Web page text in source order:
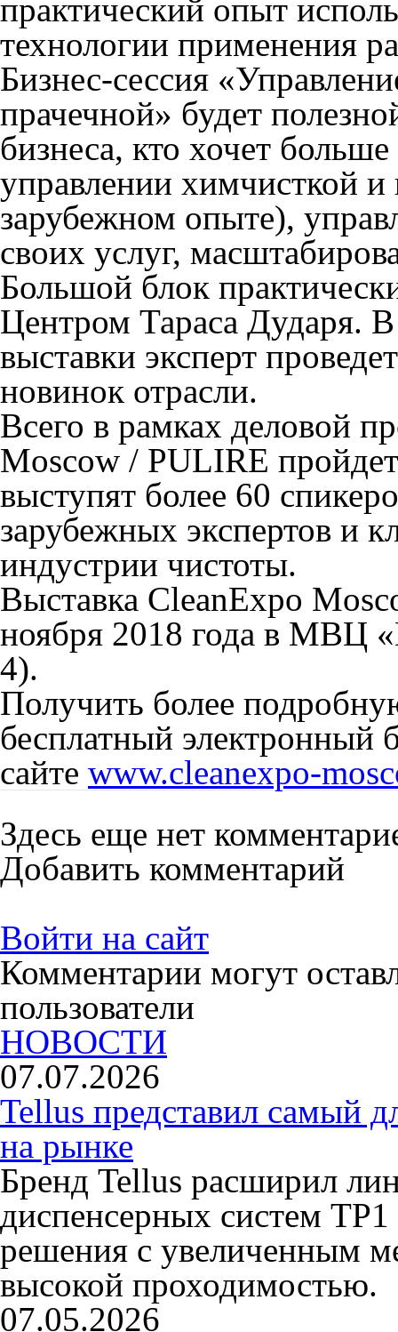
практический опыт
технологии применения
Бизнес-сессия
прачечной» будет
бизнеса, кто хочет
управлении химчисткой
зарубежном опыте),
своих услуг,
Большой блок
Центром Тараса Дударя. В
выставки эксперт
новинок отрасли.
Всего в рамках деловой
Moscow / PULIRE
выступят более 60
зарубежных экспертов и
индустрии чистоты.
Выставка CleanExpo
ноября 2018 года в МВЦ
4).
Получить более
бесплатный электронный
сайте www.cleanexpo-
Здесь еще нет
Добавить комментарий
Войти на сайт
Комментарии могут
пользователи
НОВОСТИ
07.07.2026
Tellus представил самый
на рынке
Бренд Tellus расширил
диспенсерных систем
решения с увеличенным
высокой проходимостью.
07.05.2026